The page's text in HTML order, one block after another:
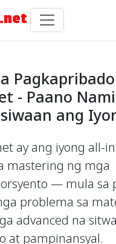
- Paano
ang
ay ang iyong all-
mastering ng mga
— mula sa
problema sa
advanced na
at pampinansyal.